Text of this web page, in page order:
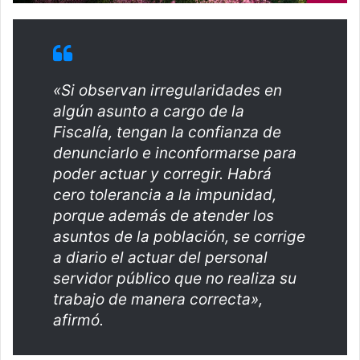
«Si observan irregularidades en
algún asunto a cargo de la
Fiscalía, tengan la confianza de
denunciarlo e inconformarse para
poder actuar y corregir. Habrá
cero tolerancia a la impunidad,
porque además de atender los
asuntos de la población, se corrige
a diario el actuar del personal
servidor público que no realiza su
trabajo de manera correcta»,
afirmó.